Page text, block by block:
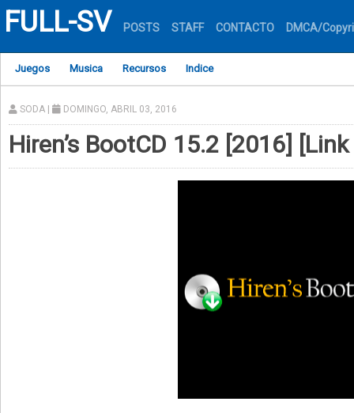
FULL-SV POSTS STAFF CONTACTO DMCA/
Juegos Musica Recursos Indice
SODA DOMINGO, ABRIL 03, 2016
Hiren’s BootCD 15.2 [2016]